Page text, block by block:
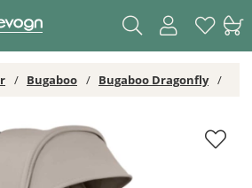
Bugaboo Bugaboo Dragonfly
Desert Taupe